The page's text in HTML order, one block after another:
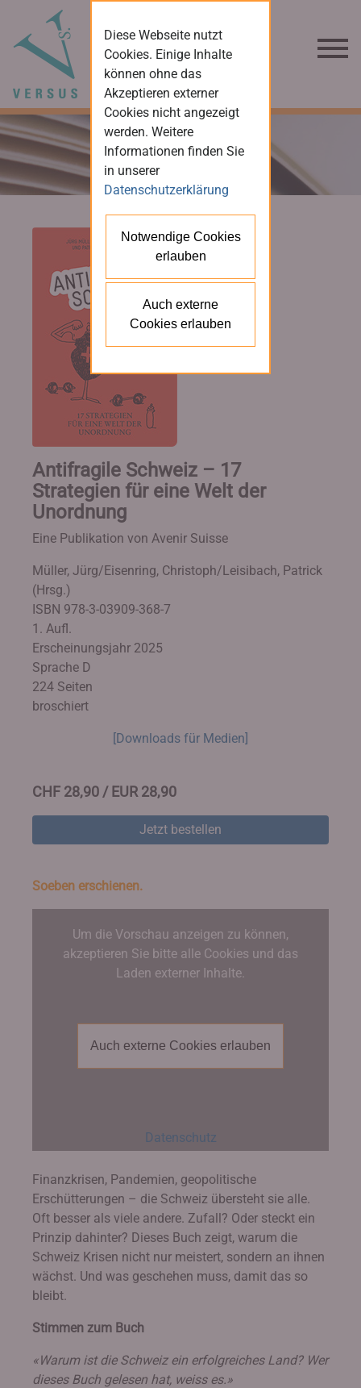
Antifragile Schweiz – 17
Strategien für eine Welt der
Unordnung
Eine Publikation von Avenir Suisse
Müller, Jürg/Eisenring, Christoph/Leisibach, Patrick
(Hrsg.)
ISBN 978-3-03909-368-7
1. Aufl.
Erscheinungsjahr 2025
Sprache D
224 Seiten
broschiert
[Downloads für Medien]
CHF 28,90 / EUR 28,90
Jetzt bestellen
Soeben erschienen.
Um die Vorschau anzeigen zu können,
akzeptieren Sie bitte alle Cookies und das
Laden externer Inhalte.
Auch externe Cookies erlauben
Datenschutz
Finanzkrisen, Pandemien, geopolitische
Erschütterungen – die Schweiz übersteht sie alle.
Oft besser als viele andere. Zufall? Oder steckt ein
Prinzip dahinter? Dieses Buch zeigt, warum die
Schweiz Krisen nicht nur meistert, sondern an ihnen
wächst. Und was geschehen muss, damit das so
bleibt.
Stimmen zum Buch
«Warum ist die Schweiz ein erfolgreiches Land? Wer
dieses Buch gelesen hat, weiss es.»
Diese Webseite nutzt
Cookies. Einige Inhalte
können ohne das
Akzeptieren externer
Cookies nicht angezeigt
werden. Weitere
Informationen finden Sie
in unserer
Datenschutzerklärung
Notwendige Cookies
erlauben
Auch externe
Cookies erlauben